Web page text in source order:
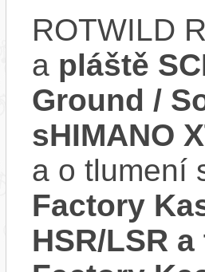
ROTWILD
a pláště
Ground /
sHIMANO
a o tlumení
Factory
HSR/LSR